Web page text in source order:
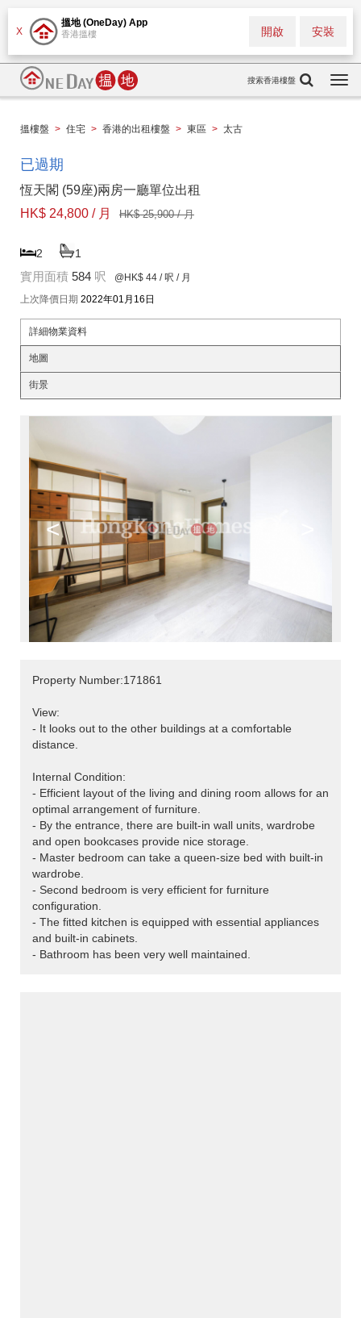
X
搵地 (OneDay) App
香港搵樓 安裝
開啟
搜索香港樓盤
搵樓盤 > 住宅 > 香港的出租樓盤 > 東區 > 太古
已過期
恆天閣 (59座)兩房一廳單位出租
HK$ 24,800 / 月
HK$ 25,900 / 月
2 1
實用面積 584 呎 @HK$ 44 / 呎 / 月
上次降價日期 2022年01月16日
詳細物業資料
地圖
街景
<
Property Number:171861
View:
- It looks out to the other buildings at a comfortable
distance.
Internal Condition:
- Efficient layout of the living and dining room allows for an
optimal arrangement of furniture.
- By the entrance, there are built-in wall units, wardrobe
and open bookcases provide nice storage.
- Master bedroom can take a queen-size bed with built-in
wardrobe.
- Second bedroom is very efficient for furniture
configuration.
- The fitted kitchen is equipped with essential appliances
and built-in cabinets.
- Bathroom has been very well maintained.